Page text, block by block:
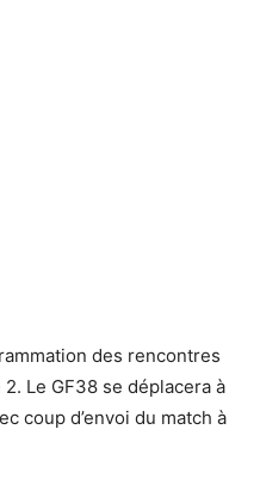
des rencontres
Le GF38 se déplacera à
coup d’envoi du match à